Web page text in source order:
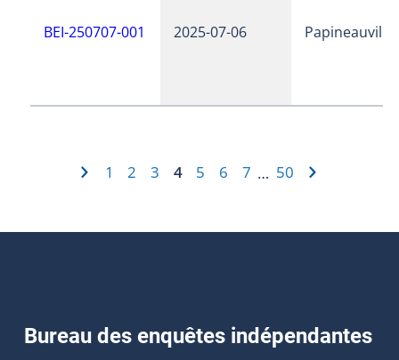
BEI-250707-001 2025-07-06 Papineauville
1 2 3 4 5 6 7 … 50
Bureau des enquêtes indépendantes